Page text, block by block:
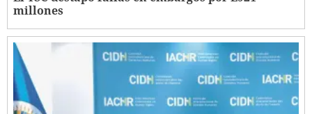
millones